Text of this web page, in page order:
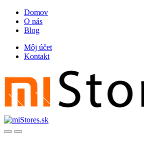
Skip
navigation
Skip
content
Domov
O nás
Blog
Môj účet
Kontakt
OpenClose